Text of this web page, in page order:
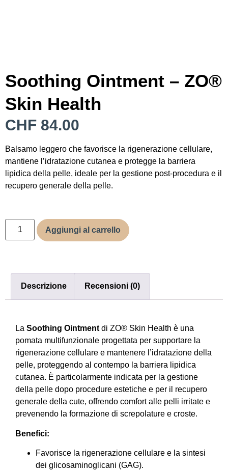
Soothing Ointment – ZO®
Skin Health
CHF 84.00
Balsamo leggero che favorisce la rigenerazione cellulare,
mantiene l’idratazione cutanea e protegge la barriera
lipidica della pelle, ideale per la gestione post-procedura e il
recupero generale della pelle.
Aggiungi al carrello
Descrizione Recensioni (0)
La Soothing Ointment di ZO® Skin Health è una
pomata multifunzionale progettata per supportare la
rigenerazione cellulare e mantenere l’idratazione della
pelle, proteggendo al contempo la barriera lipidica
cutanea. È particolarmente indicata per la gestione
della pelle dopo procedure estetiche e per il recupero
generale della cute, offrendo comfort alle pelli irritate e
prevenendo la formazione di screpolature e croste.
Benefici:
Favorisce la rigenerazione cellulare e la sintesi
dei glicosaminoglicani (GAG).